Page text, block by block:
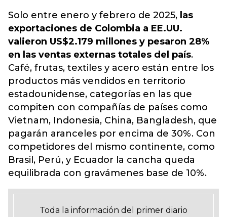
Solo entre enero y febrero de 2025, las
exportaciones de Colombia a EE.UU.
valieron US$2.179 millones y pesaron 28%
en las ventas externas totales del país.
Café, frutas, textiles y acero están entre los
productos más vendidos en territorio
estadounidense, categorías en las que
compiten con compañías de países como
Vietnam, Indonesia, China, Bangladesh, que
pagarán aranceles por encima de 30%. Con
competidores del mismo continente, como
Brasil, Perú, y Ecuador la cancha queda
equilibrada con gravámenes base de 10%.
Toda la información del primer diario